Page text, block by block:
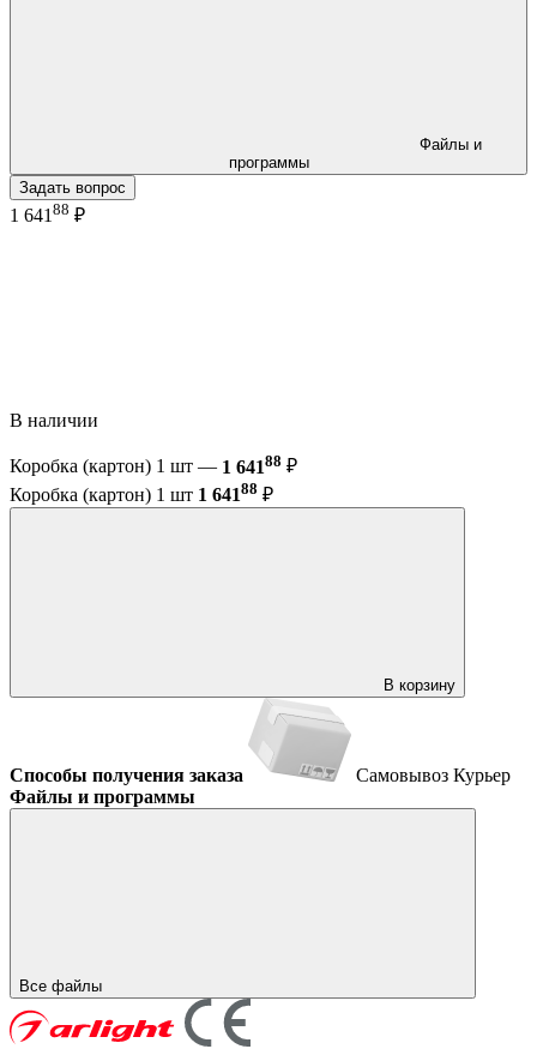
программы
Задать вопрос
1 641 88 ₽
В наличии
Коробка (картон) 1 шт — 1 64188 ₽
Коробка (картон) 1 шт 1 64188 ₽
В корзину
Способы получения заказа Самовывоз Курьер
Файлы и программы
Все файлы